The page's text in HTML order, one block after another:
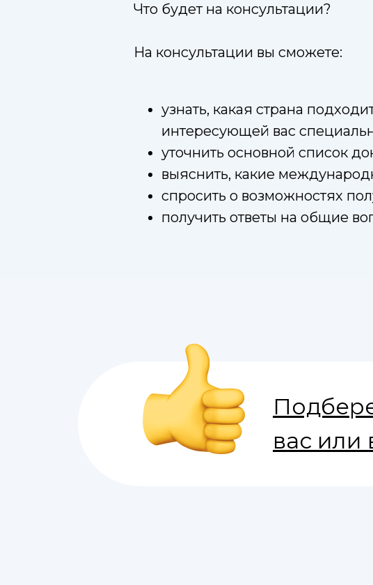
Что будет на консультации?
На консультации вы сможете:
узнать, какая страна
интересующей вас
уточнить основной список
выяснить, какие
спросить о возможностях
получить ответы на общие
вас